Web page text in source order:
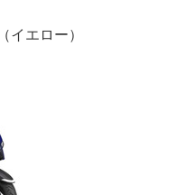
（イエロー）